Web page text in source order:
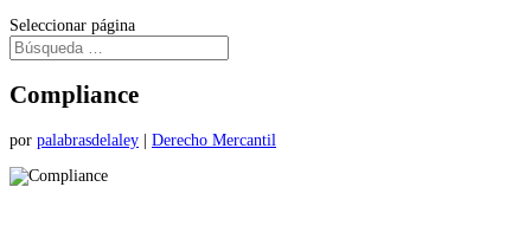
Seleccionar página
Compliance
por palabrasdelaley Derecho Mercantil